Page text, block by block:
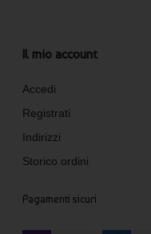
Il mio account
Accedi
Registrati
Indirizzi
Storico ordini
Pagamenti sicuri